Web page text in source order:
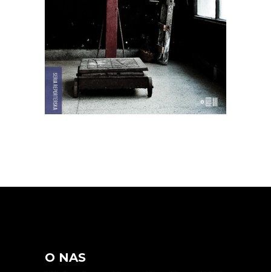
E-BOOK DO KOSZYKA
wannach i jest krowa – bohaterka
rewolucji.
44.00 zł 22.00zł
O NAS